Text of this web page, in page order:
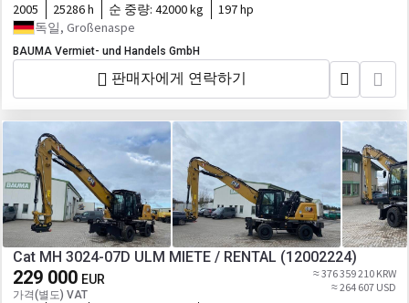
2005 25286 h 순 중량: 42000 kg
197 hp
독일, Großenaspe
BAUMA Vermiet- und Handels GmbH
판매자에게 연락하기
Cat MH 3024-07D ULM MIETE / RENTAL (12002224)
229 000 EUR
가격(별도) VAT
≈ 376 359 210 KRW
≈ 264 607 USD